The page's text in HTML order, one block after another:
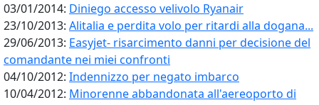
03/01/2014: Diniego accesso velivolo Ryanair
23/10/2013: Alitalia e perdita volo per ritardi alla dogana...
29/06/2013: Easyjet- risarcimento danni per decisione del
comandante nei miei confronti
04/10/2012: Indennizzo per negato imbarco
10/04/2012: Minorenne abbandonata all'aereoporto di